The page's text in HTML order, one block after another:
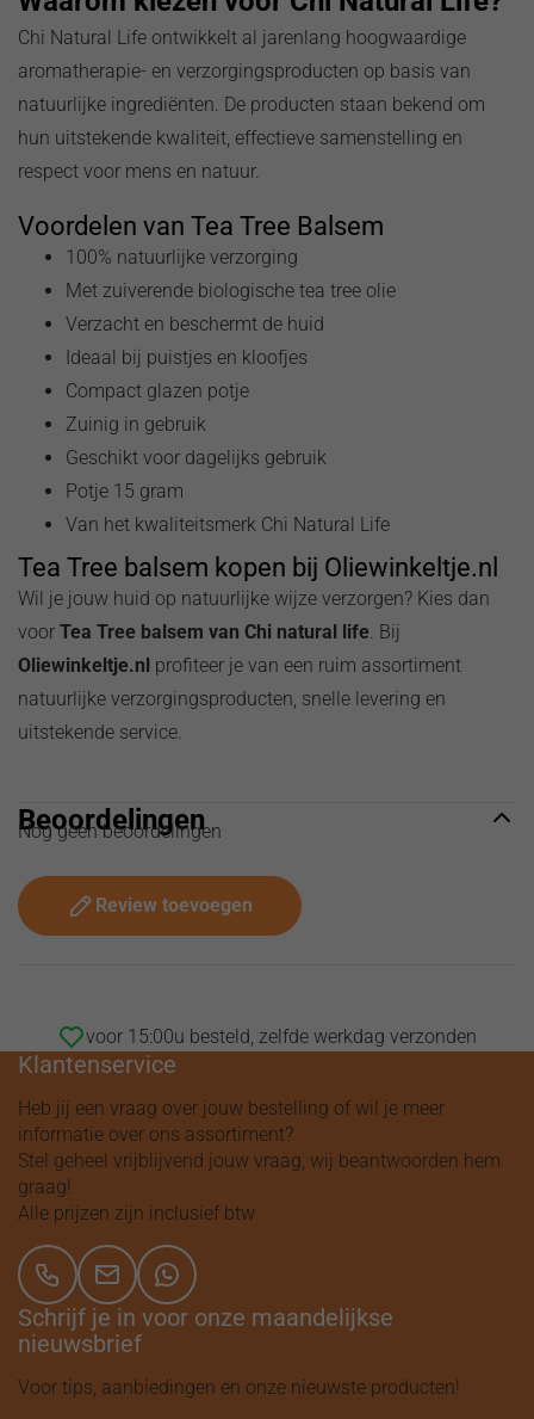
Chi Natural Life ontwikkelt al jarenlang hoogwaardige
aromatherapie- en verzorgingsproducten op basis van
natuurlijke ingrediënten. De producten staan bekend om
hun uitstekende kwaliteit, effectieve samenstelling en
respect voor mens en natuur.
Voordelen van Tea Tree Balsem
100% natuurlijke verzorging
Met zuiverende biologische tea tree olie
Verzacht en beschermt de huid
Ideaal bij puistjes en kloofjes
Compact glazen potje
Zuinig in gebruik
Geschikt voor dagelijks gebruik
Potje 15 gram
Van het kwaliteitsmerk Chi Natural Life
Tea Tree balsem kopen bij Oliewinkeltje.nl
Wil je jouw huid op natuurlijke wijze verzorgen? Kies dan
voor Tea Tree balsem van Chi natural life. Bij
Oliewinkeltje.nl profiteer je van een ruim assortiment
natuurlijke verzorgingsproducten, snelle levering en
uitstekende service.
Beoordelingen
Nog geen beoordelingen
Review toevoegen
voor 15:00u besteld, zelfde werkdag verzonden
Klantenservice
Heb jij een vraag over jouw bestelling of wil je meer
informatie over ons assortiment?
Stel geheel vrijblijvend jouw vraag, wij beantwoorden hem
graag!
Alle prijzen zijn inclusief btw
Schrijf je in voor onze maandelijkse
nieuwsbrief
Voor tips, aanbiedingen en onze nieuwste producten!